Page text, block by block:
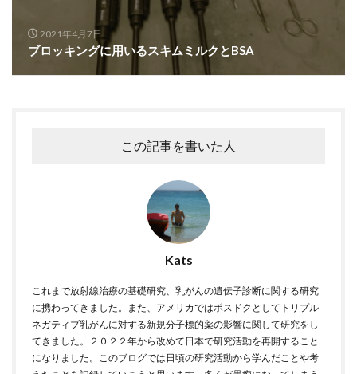
2021年4月7日
ブロッキングに用いるスキムミルクとBSA
この記事を書いた人
Kats
これまで放射線治療の基礎研究、乳がんの遺伝子診断に関する研究
に携わってきました。また、アメリカではポスドクとしてトリプル
ネガティブ乳がんに対する新規分子標的薬の影響に関して研究をし
てきました。２０２２年から改めて日本で研究活動を再開すること
になりました。このブログでは日頃の研究活動から学んだことや考